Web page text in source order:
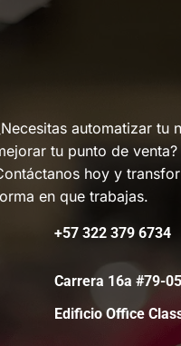
automatizar tu
tu punto de venta?
hoy y
en que trabajas.
+57 322 379 6734
Carrera 16a
Edificio Office